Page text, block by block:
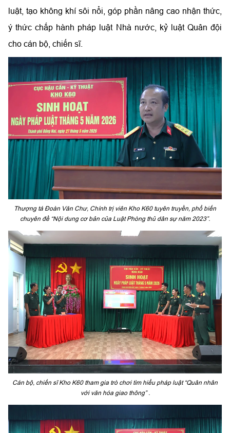
luật, tạo không khí sôi nổi, góp phần nâng cao nhận thức,
ý thức chấp hành pháp luật Nhà nước, kỷ luật Quân đội
cho cán bộ, chiến sĩ.
Thượng tá Đoàn Văn Chư, Chính trị viên Kho K60 tuyên truyền, phổ biến
chuyên đề “Nội dung cơ bản của Luật Phòng thủ dân sự năm 2023”.
Cán bộ, chiến sĩ Kho K60 tham gia trò chơi tìm hiểu pháp luật “Quân nhân
với văn hóa giao thông” .